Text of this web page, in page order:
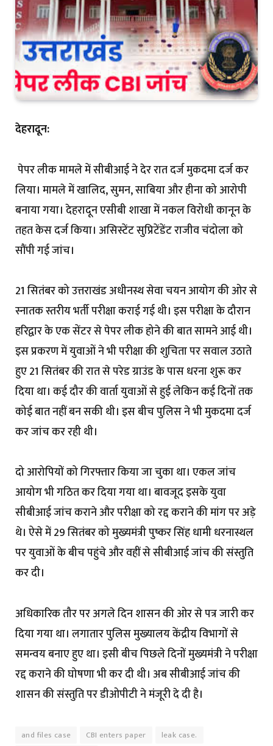
देहरादून:
पेपर लीक मामले में सीबीआई ने देर रात दर्ज मुकदमा दर्ज कर
लिया। मामले में खालिद, सुमन, साबिया और हीना को आरोपी
बनाया गया। देहरादून एसीबी शाखा में नकल विरोधी कानून के
तहत केस दर्ज किया। असिस्टेंट सुप्रिटेंडेंट राजीव चंदोला को
सौंपी गई जांच।
21 सितंबर को उत्तराखंड अधीनस्थ सेवा चयन आयोग की ओर से
स्नातक स्तरीय भर्ती परीक्षा कराई गई थी। इस परीक्षा के दौरान
हरिद्वार के एक सेंटर से पेपर लीक होने की बात सामने आई थी।
इस प्रकरण में युवाओं ने भी परीक्षा की शुचिता पर सवाल उठाते
हुए 21 सितंबर की रात से परेड ग्राउंड के पास धरना शुरू कर
दिया था। कई दौर की वार्ता युवाओं से हुई लेकिन कई दिनों तक
कोई बात नहीं बन सकी थी। इस बीच पुलिस ने भी मुकदमा दर्ज
कर जांच कर रही थी।
दो आरोपियों को गिरफ्तार किया जा चुका था। एकल जांच
आयोग भी गठित कर दिया गया था। बावजूद इसके युवा
सीबीआई जांच कराने और परीक्षा को रद्द कराने की मांग पर अड़े
थे। ऐसे में 29 सितंबर को मुख्यमंत्री पुष्कर सिंह धामी धरनास्थल
पर युवाओं के बीच पहुंचे और वहीं से सीबीआई जांच की संस्तुति
कर दी।
अधिकारिक तौर पर अगले दिन शासन की ओर से पत्र जारी कर
दिया गया था। लगातार पुलिस मुख्यालय केंद्रीय विभागों से
समन्वय बनाए हुए था। इसी बीच पिछले दिनों मुख्यमंत्री ने परीक्षा
रद्द कराने की घोषणा भी कर दी थी। अब सीबीआई जांच की
शासन की संस्तुति पर डीओपीटी ने मंजूरी दे दी है।
and files case CBI enters paper
leak case.